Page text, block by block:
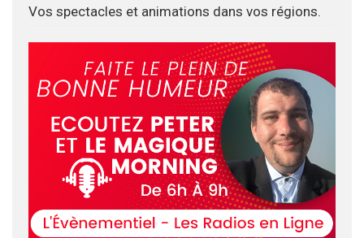
Vos spectacles et animations dans vos régions.